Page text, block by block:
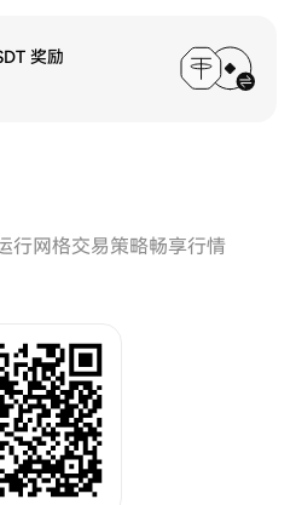
奖励
行网格交易策略畅享行情